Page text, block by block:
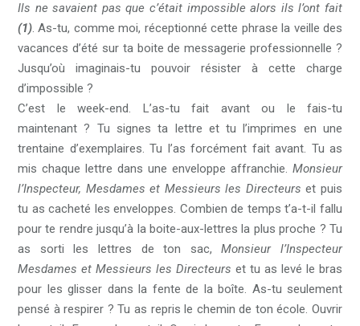
Ils ne savaient pas que c’était impossible alors ils l’ont fait
(1). As-tu, comme moi, réceptionné cette phrase la veille des
vacances d’été sur ta boite de messagerie professionnelle ?
Jusqu’où imaginais-tu pouvoir résister à cette charge
d’impossible ?
C’est le week-end. L’as-tu fait avant ou le fais-tu
maintenant ? Tu signes ta lettre et tu l’imprimes en une
trentaine d’exemplaires. Tu l’as forcément fait avant. Tu as
mis chaque lettre dans une enveloppe affranchie. Monsieur
l’Inspecteur, Mesdames et Messieurs les Directeurs et puis
tu as cacheté les enveloppes. Combien de temps t’a-t-il fallu
pour te rendre jusqu’à la boite-aux-lettres la plus proche ? Tu
as sorti les lettres de ton sac,Monsieur l’Inspecteur
Mesdames et Messieurs les Directeurs et tu as levé le bras
pour les glisser dans la fente de la boîte. As-tu seulement
pensé à respirer ? Tu as repris le chemin de ton école. Ouvrir